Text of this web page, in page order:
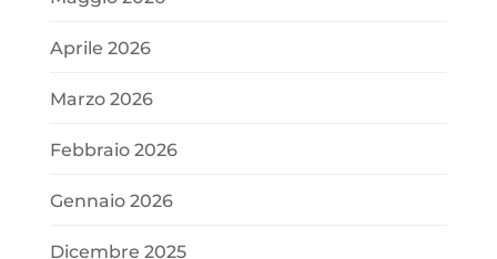
Aprile 2026
Marzo 2026
Febbraio 2026
Gennaio 2026
Dicembre 2025